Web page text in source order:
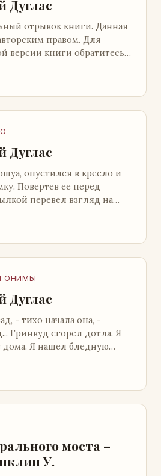
Дуглас
отрывок книги. Данная
правом. Для
версии книги обратитесь к
Дуглас
опустился в кресло и
Повертев ее перед
перевел взгляд на
Дуглас
- тихо начала она, -
Гринвуд сгорел дотла. Я
дома. Я нашел бледную
моста –
У.